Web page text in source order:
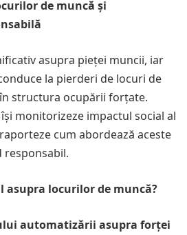
de muncă și
asupra pieței muncii, iar
la pierderi de locuri de
structura ocupării forțate.
monitorizeze impactul social al
cum abordează aceste
asupra locurilor de muncă?
automatizării asupra forței